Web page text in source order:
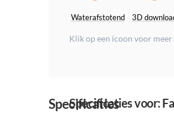
Waterafstotend 3D
Klik op een icoon voor
Specificaties
Specificaties voor: